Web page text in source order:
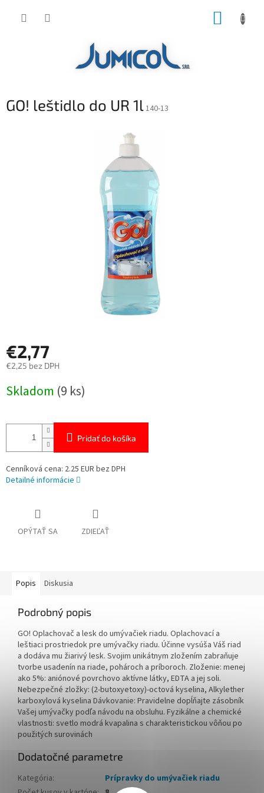
GO! leštidlo do UR 1l140-13
€2,77
€2,25 bez DPH
cena:
Skladom (9 ks)
Pridať do košíka
Cenníková cena: 2.25 EUR bez DPH
Detailné informácie
OPÝTAŤ SA ZDIEĽAŤ
Popis Diskusia
Podrobný popis
GO! Oplachovač a lesk do umývačiek riadu. Oplachovací a
leštiaci prostriedok pre umývačky riadu. Účinne vysúša Váš riad
a dodáva mu žiarivý lesk. Svojim unikátnym zložením zabraňuje
tvorbe usadenín na riade, pohároch a príboroch. Zloženie: menej
ako 5%: aniónové povrchovo aktívne látky, EDTA a jej soli.
Nebezpečné zložky: (2-butoxyetoxy)-octová kyselina, Alkylether
karboxylová kyselina Dávkovanie: Pravidelne dopĺňajte zásobník
Vašej umývačky podľa návodu na obsluhu. Fyzikálne a chemické
vlastnosti: svetlo modrá kvapalina s charakteristickou vôňou po
použitých surovinách
Dodatočné parametre
Kategória:
Prípravky do umývačiek riadu